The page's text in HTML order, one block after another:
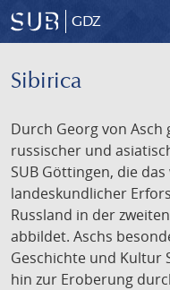
GDZ
Sibirica
Durch Georg von Asch
russischer und
SUB Göttingen, die
landeskundlicher
Russland in der
abbildet. Aschs
Geschichte und Kultur
hin zur Eroberung